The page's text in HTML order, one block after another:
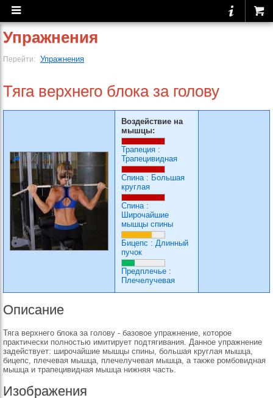
Упражнения
Перейти: Упражнения
Тяга верхнего блока за голову
Воздействие на
мышцы:
Трапеция :
Трапецивидная
Спина: Большая
круглая
Спина:
Широчайшие
мышцы спины
Бицепс : Длинный
пучок
Предплечье :
Плечелучевая
Описание
Тяга верхнего блока за голову - базовое упражнение, которое
практически полностью имитирует подтягивания. Данное упражнение
задействует: широчайшие мышцы спины, большая круглая мышца,
бицепс, плечевая мышца, плечелучевая мышца, а также ромбовидная
мышца и трапецивидная мышца нижняя часть.
Изображения